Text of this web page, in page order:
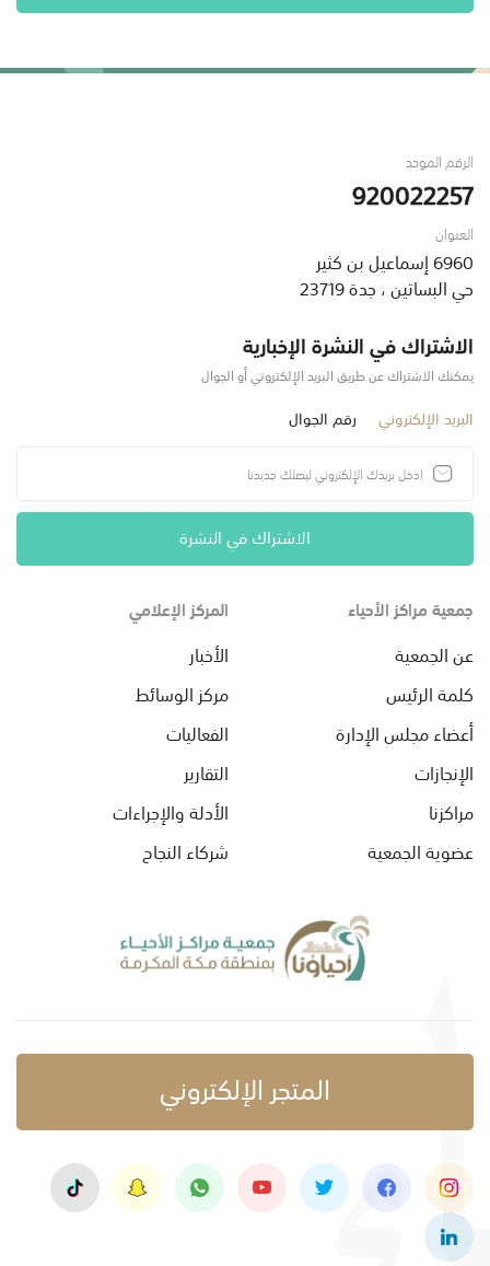
الرقم الموحد
920022257
العنوان
6960 إسماعيل بن كثير
حي البساتين ، جدة 23719
الاشتراك في النشرة الإخبارية
يمكنك الاشتراك عن طريق البريد الإلكتروني أو الجوال
البريد الإلكتروني رقم الجوال
الاشتراك في النشرة
جمعية مراكز الأحياء
عن الجمعية
كلمة الرئيس
أعضاء مجلس الإدارة
الإنجازات
مراكزنا
عضوية الجمعية
المركز الإعلامي
الأخبار
مركز الوسائط
الفعاليات
التقارير
الأدلة والإجراءات
شركاء النجاح
المتجر الإلكتروني